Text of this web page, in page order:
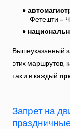
Фетешти –
Вышеуказанный
этих маршрутов,
так и в каждый
Запрет на